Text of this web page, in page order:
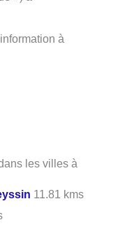
à
les villes à
11.81 kms